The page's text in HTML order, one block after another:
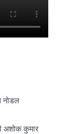
नोडल
अशोक कुमार